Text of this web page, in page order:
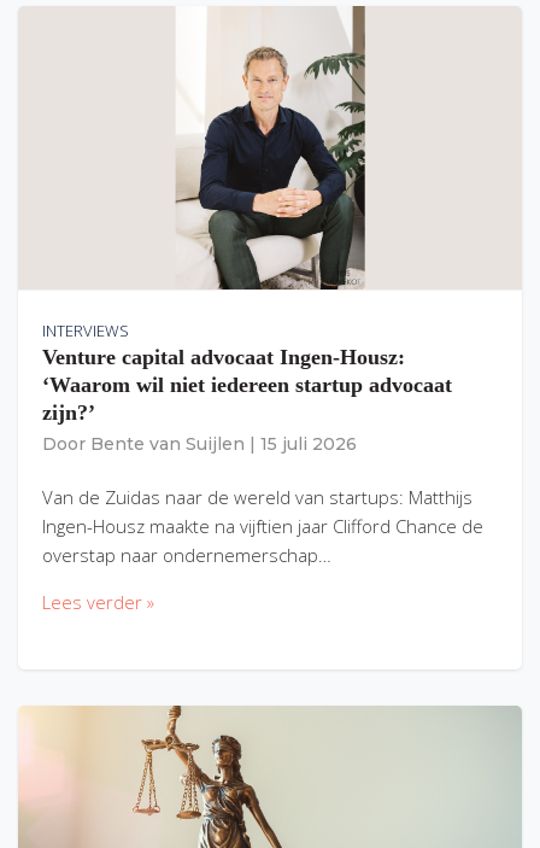
INTERVIEWS
Venture capital advocaat Ingen-Housz:
‘Waarom wil niet iedereen startup advocaat
zijn?’
Door Bente van Suijlen 15 juli 2026
Van de Zuidas naar de wereld van startups: Matthijs
Ingen-Housz maakte na vijftien jaar Clifford Chance de
overstap naar ondernemerschap…
Lees verder »